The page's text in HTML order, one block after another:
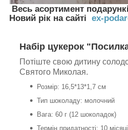
Весь асортимент
Новий рік на сайті ex-
Набір цукерок
Потіште свою дитину
Святого Миколая.
Розмір: 16,5*13*1,7 см
Тип шоколаду: молочний
Вага: 60 г (12 шоколадок)
Термін придатності: 10